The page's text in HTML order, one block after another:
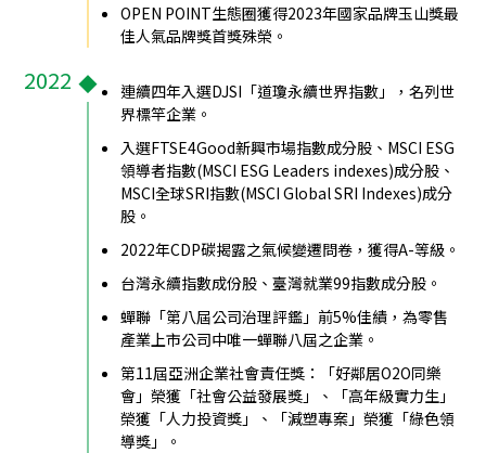
OPEN POINT生態圈獲得2023年國家品牌玉山獎最
佳人氣品牌獎首獎殊榮。
2022
連續四年入選DJSI「道瓊永續世界指數」，名列世
界標竿企業。
入選FTSE4Good新興市場指數成分股、MSCI ESG
領導者指數(MSCI ESG Leaders indexes)成分股、
MSCI全球SRI指數(MSCI Global SRI Indexes)成分
股。
2022年CDP碳揭露之氣候變遷問卷，獲得A-等級。
台灣永續指數成份股、臺灣就業99指數成分股。
蟬聯「第八屆公司治理評鑑」前5%佳績，為零售
產業上市公司中唯一蟬聯八屆之企業。
第11屆亞洲企業社會責任獎：「好鄰居O2O同樂
會」榮獲「社會公益發展獎」、「高年級實力生」
榮獲「人力投資獎」、「減塑專案」榮獲「綠色領
導獎」。